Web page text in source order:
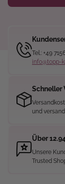
Tel.: +49
info@topp-
Schneller
und
Über
Unsere
Trusted